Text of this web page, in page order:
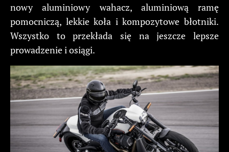
nowy aluminiowy wahacz, aluminiową ramę
pomocniczą, lekkie koła i kompozytowe błotniki.
Wszystko to przekłada się na jeszcze lepsze
prowadzenie i osiągi.